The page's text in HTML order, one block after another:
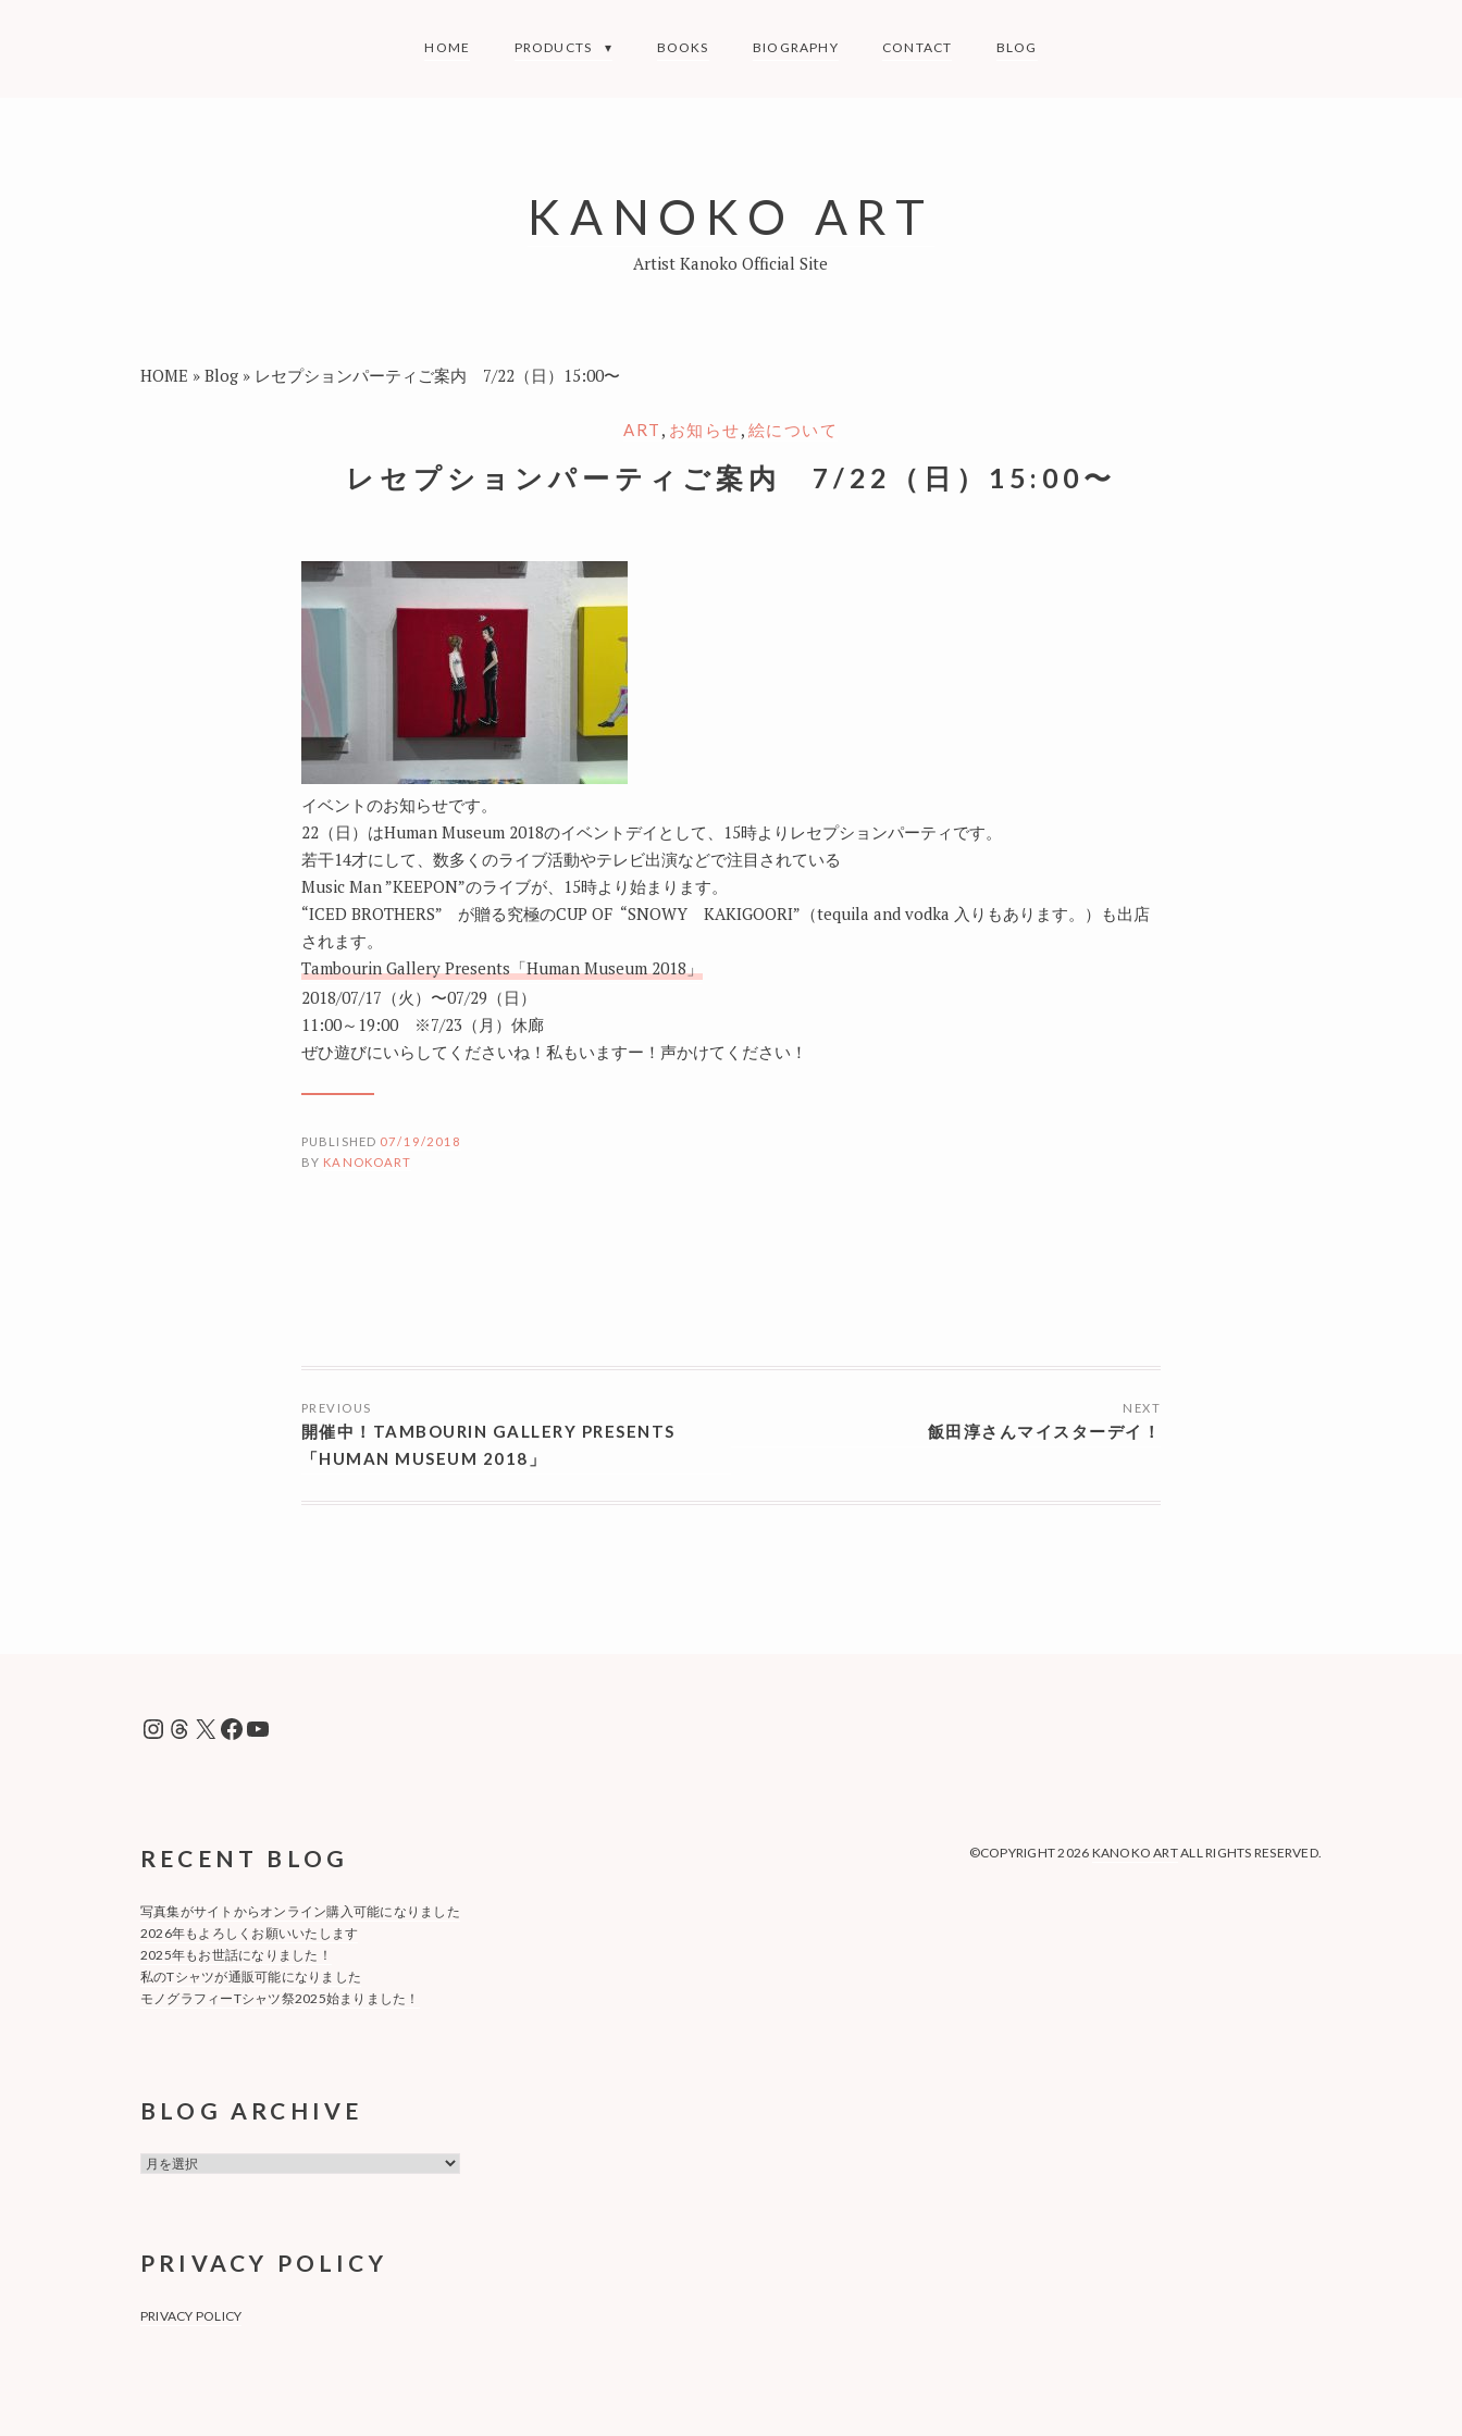
HOME PRODUCTS BOOKS BIOGRAPHY CONTACT BLOG
KANOKO ART
Artist Kanoko Official Site
HOME » Blog » レセプションパーティご案内 7/22（日）15:00〜
ART , お知らせ, 絵について
レセプションパーティご案内 7/22（日）15:00〜
イベントのお知らせです。
22（日）はHuman Museum 2018のイベントデイとして、15時よりレセプションパーティです。
若干14才にして、数多くのライブ活動やテレビ出演などで注目されている
Music Man ”KEEPON”のライブが、15時より始まります。
“ICED BROTHERS”が贈る究極のCUP OF “SNOWY KAKIGOORI”（tequila and vodka 入りもあります。）も出店
されます。
Tambourin Gallery Presents「Human Museum 2018」
2018/07/17（火）〜07/29（日）
11:00～19:00 ※7/23（月）休廊
ぜひ遊びにいらしてくださいね！私もいますー！声かけてください！
PUBLISHED 07/19/2018
BY KANOKOART
稿
ナ
ビ
PREVIOUS
開催中！TAMBOURIN GALLERY PRESENTS
「HUMAN MUSEUM 2018」
NEXT
飯田淳さんマイスターデイ！
Instagram
Threads
X Facebook
YouTube
RECENT BLOG
写真集がサイトからオンライン購入可能になりました
2026年もよろしくお願いいたします
2025年もお世話になりました！
私のTシャツが通販可能になりました
モノグラフィーTシャツ祭2025始まりました！
BLOG ARCHIVE
BLOG
PRIVACY POLICY
PRIVACY POLICY
©COPYRIGHT 2026 KANOKO ARTALL RIGHTS RESERVED.